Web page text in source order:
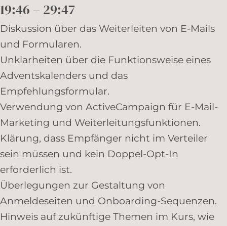
19:46 – 29:47
Diskussion über das Weiterleiten von E-Mails
und Formularen.
Unklarheiten über die Funktionsweise eines
Adventskalenders und das
Empfehlungsformular.
Verwendung von ActiveCampaign für E-Mail-
Marketing und Weiterleitungsfunktionen.
Klärung, dass Empfänger nicht im Verteiler
sein müssen und kein Doppel-Opt-In
erforderlich ist.
Überlegungen zur Gestaltung von
Anmeldeseiten und Onboarding-Sequenzen.
Hinweis auf zukünftige Themen im Kurs, wie